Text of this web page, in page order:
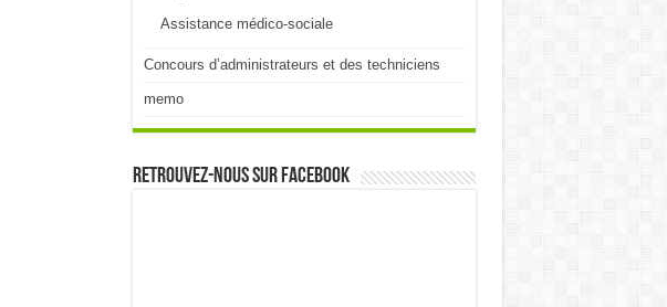
Assistance médico-sociale
Concours d’administrateurs et des techniciens
memo
Retrouvez-nous sur Facebook